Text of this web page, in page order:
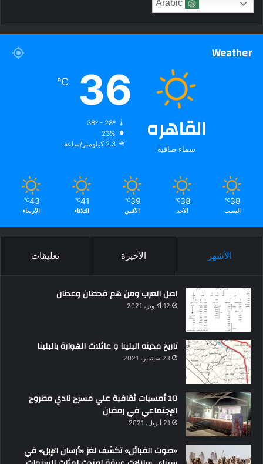
Weather
القاهره
سماء صافية
36
℃
38º - 28º
23%
2.3 كيلومتر/ساعة
38
℃
السبت
38
℃
الأحد
39
℃
الأثنين
41
℃
الثلاثاء
43
℃
الأربعاء
الأشهر الأخيرة تعليقات
اصل العرب ومن هم قحطان وعدنان
12 أكتوبر، 2021
تاريخ مدينه البلينا و عائلات الهوارة بالبلينا
23 سبتمبر، 2021
10 أمسيات ثقافية علي مسرح نادي مطروح
الإجتماعي في رمضان
21 أبريل، 2021
«صوت القبائل» تكشف لغز «أرسان الإبل» في